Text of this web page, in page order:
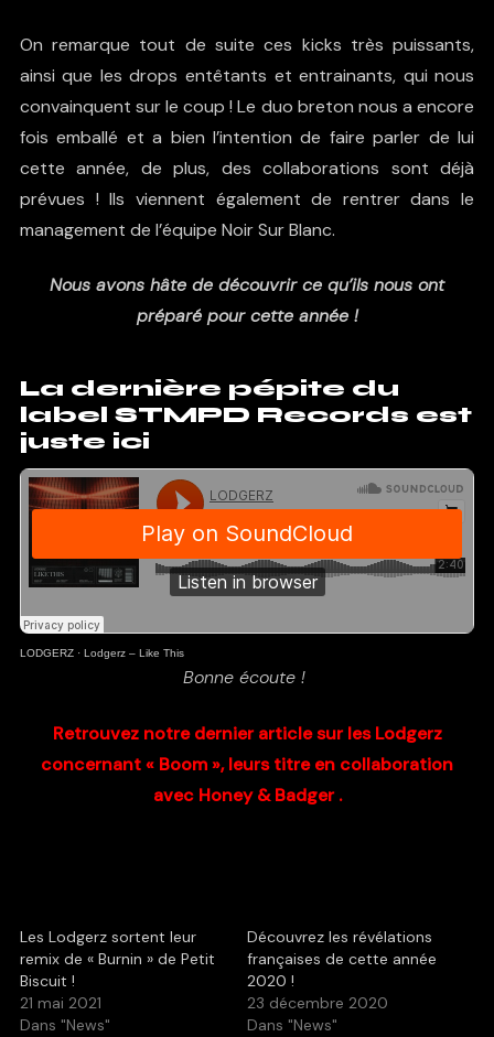
On remarque tout de suite ces kicks très puissants,
ainsi que les drops entêtants et entrainants, qui nous
convainquent sur le coup ! Le duo breton nous a encore
fois emballé et a bien l’intention de faire parler de lui
cette année, de plus, des collaborations sont déjà
prévues ! Ils viennent également de rentrer dans le
management de l’équipe Noir Sur Blanc.
Nous avons hâte de découvrir ce qu’ils nous ont
préparé pour cette année !
La dernière pépite du
label STMPD Records est
juste ici
LODGERZ· Lodgerz – Like This
Bonne écoute !
Retrouvez notre dernier article sur les Lodgerz
concernant « Boom », leurs titre en collaboration
avec Honey & Badger .
Les Lodgerz sortent leur
remix de « Burnin » de Petit
Biscuit !
21 mai 2021
Dans "News"
Découvrez les révélations
françaises de cette année
2020 !
23 décembre 2020
Dans "News"